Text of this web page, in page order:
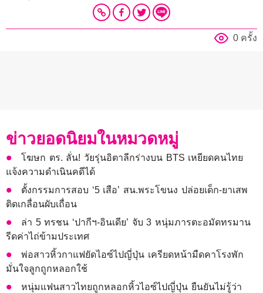
0 ครั้ง
ข่าวยอดนิยมในหมวดหมู่
โฆษก ตร. ลั่น! วัยรุ่นอิตาลีกร่างบน BTS เหยียดคนไทย
แจ้งความดำเนินคดีได้
ตั้งกรรมการสอบ ‘5 เสือ’ สน.พระโขนง ปล่อยเด็ก-ยาเสพ
ติดเกลื่อนผับเถื่อน
ล่า 5 ทรชน ‘ปากีฯ-อินเดีย’ จับ 3 หนุ่มภารตะอมัดทรมาน
รีดค่าไถ่ข้ามประเทศ
พ่อสาวหิ้วกาแฟยัดไอซ์ไปญี่ปุ่น เครียดหน้ามืดคาโรงพัก
มั่นใจลูกถูกหลอกใช้
หนุ่มแฟนสาวไทยถูกหลอกหิ้วไอซ์ไปญี่ปุ่น ยืนยันไม่รู้ว่า